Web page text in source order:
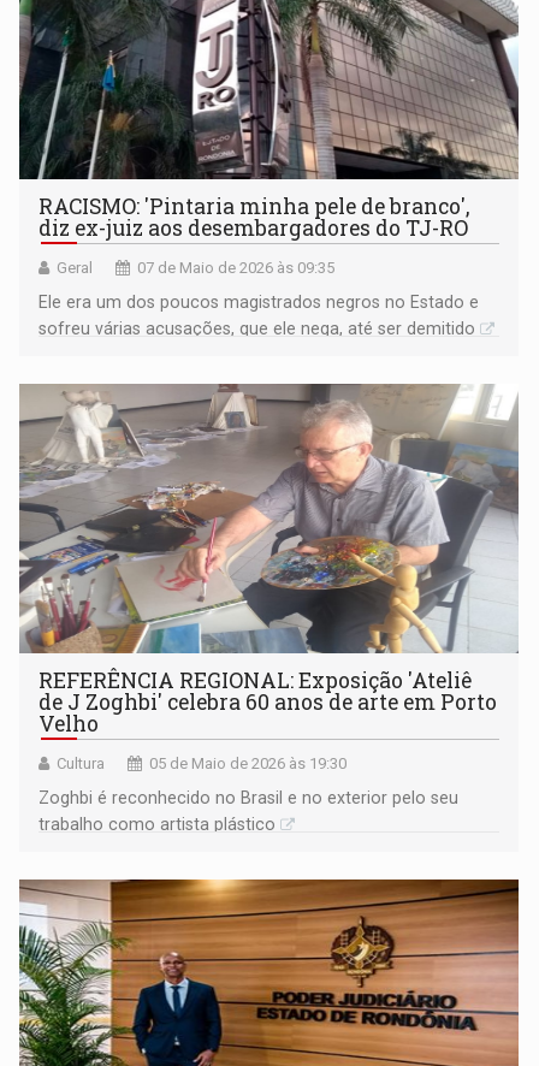
RACISMO: 'Pintaria minha pele de branco',
diz ex-juiz aos desembargadores do TJ-RO
Geral 07 de Maio de 2026 às 09:35
Ele era um dos poucos magistrados negros no Estado e
sofreu várias acusações, que ele nega, até ser demitido
REFERÊNCIA REGIONAL: Exposição 'Ateliê
de J Zoghbi' celebra 60 anos de arte em Porto
Velho
Cultura 05 de Maio de 2026 às 19:30
Zoghbi é reconhecido no Brasil e no exterior pelo seu
trabalho como artista plástico